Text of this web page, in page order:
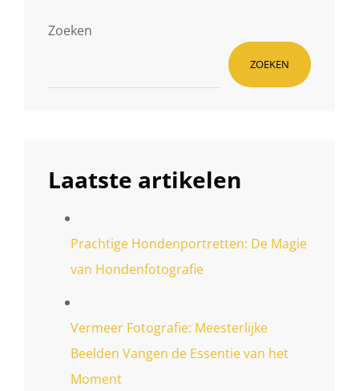
Zoeken
ZOEKEN
Laatste artikelen
Prachtige Hondenportretten: De Magie
van Hondenfotografie
Vermeer Fotografie: Meesterlijke
Beelden Vangen de Essentie van het
Moment